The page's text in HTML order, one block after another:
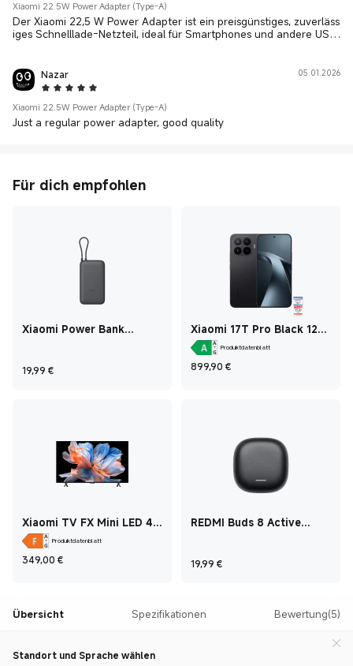
Xiaomi 22.5W Power Adapter (Type-A)
Der Xiaomi 22,5 W Power Adapter ist ein preisgünstiges, zuverläss
iges Schnelllade-Netzteil, ideal für Smartphones und andere USB
Nazar
5 Star
05.01.2026
Xiaomi 22.5W Power Adapter (Type-A)
Just a regular power adapter, good quality
Für dich empfohlen
Xiaomi Power Bank
Grey
19,99 €
Xiaomi 17T Pro Black 12
GB + 512 GB
Produktdatenblatt
899,90 €
Xiaomi TV FX Mini LED 43
2026 Produktdatenblatt
349,00 €
REDMI Buds 8 Active
19,99 €
Übersicht Spezifikationen Bewertung(5)